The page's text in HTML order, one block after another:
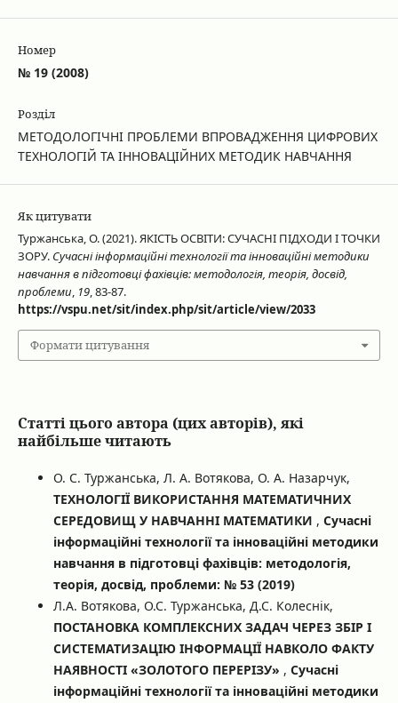
Номер
№ 19 (2008)
Розділ
МЕТОДОЛОГІЧНІ ПРОБЛЕМИ ВПРОВАДЖЕННЯ ЦИФРОВИХ
ТЕХНОЛОГІЙ ТА ІННОВАЦІЙНИХ МЕТОДИК НАВЧАННЯ
Як цитувати
Туржанська, О. (2021). ЯКІСТЬ ОСВІТИ: СУЧАСНІ ПІДХОДИ І ТОЧКИ
ЗОРУ. Сучасні інформаційні технології та інноваційні методики
навчання в підготовці фахівців: методологія, теорія, досвід,
проблеми, 19, 83-87.
https://vspu.net/sit/index.php/sit/article/view/2033
Формати цитування
Статті цього автора (цих авторів), які
найбільше читають
О. С. Туржанська, Л. А. Вотякова, О. А. Назарчук,
ТЕХНОЛОГІЇ ВИКОРИСТАННЯ МАТЕМАТИЧНИХ
СЕРЕДОВИЩ У НАВЧАННІ МАТЕМАТИКИ , Сучасні
інформаційні технології та інноваційні методики
навчання в підготовці фахівців: методологія,
теорія, досвід, проблеми: № 53 (2019)
Л.А. Вотякова, О.С. Туржанська, Д.С. Колеснік,
ПОСТАНОВКА КОМПЛЕКСНИХ ЗАДАЧ ЧЕРЕЗ ЗБІР І
СИСТЕМАТИЗАЦІЮ ІНФОРМАЦІЇ НАВКОЛО ФАКТУ
НАЯВНОСТІ «ЗОЛОТОГО ПЕРЕРІЗУ» , Сучасні
інформаційні технології та інноваційні методики